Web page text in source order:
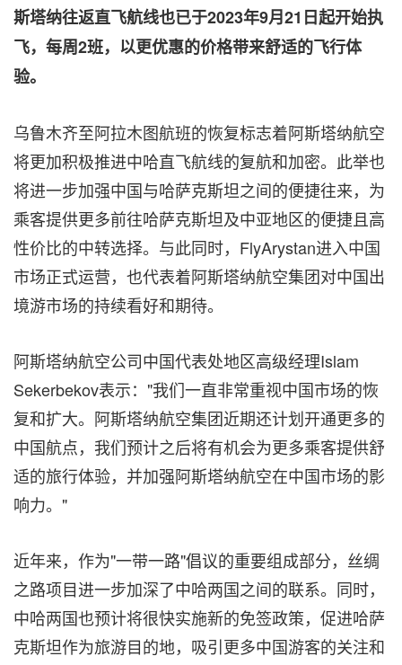
斯塔纳往返直飞航线也已于2023年9月21日起开始执
飞，每周2班，以更优惠的价格带来舒适的飞行体
验。
乌鲁木齐至阿拉木图航班的恢复标志着阿斯塔纳航空
将更加积极推进中哈直飞航线的复航和加密。此举也
将进一步加强中国与哈萨克斯坦之间的便捷往来，为
乘客提供更多前往哈萨克斯坦及中亚地区的便捷且高
性价比的中转选择。与此同时，FlyArystan进入中国
市场正式运营，也代表着阿斯塔纳航空集团对中国出
境游市场的持续看好和期待。
阿斯塔纳航空公司中国代表处地区高级经理Islam
Sekerbekov表示："我们一直非常重视中国市场的恢
复和扩大。阿斯塔纳航空集团近期还计划开通更多的
中国航点，我们预计之后将有机会为更多乘客提供舒
适的旅行体验，并加强阿斯塔纳航空在中国市场的影
响力。"
近年来，作为"一带一路"倡议的重要组成部分，丝绸
之路项目进一步加深了中哈两国之间的联系。同时，
中哈两国也预计将很快实施新的免签政策，促进哈萨
克斯坦作为旅游目的地，吸引更多中国游客的关注和